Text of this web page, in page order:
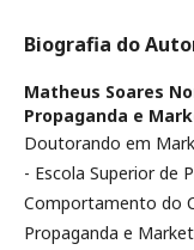
Biografia do
Matheus Soares
Propaganda e
Doutorando em
- Escola Superior de
Comportamento do
Propaganda e